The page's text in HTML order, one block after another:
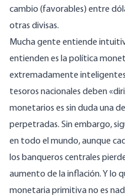
cambio (favorables) entre
otras divisas.
Mucha gente entiende
entienden es la política
extremadamente inteligentes
tesoros nacionales deben
monetarios es sin duda una
perpetradas. Sin embargo,
en todo el mundo, aunque
los banqueros centrales
aumento de la inflación. Y lo
monetaria primitiva no es